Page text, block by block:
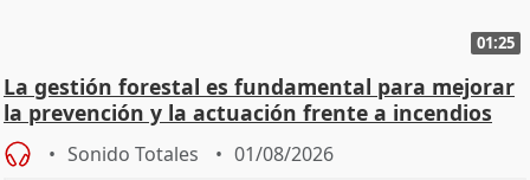
01:25
La gestión forestal es fundamental para mejorar
la prevención y la actuación frente a incendios
Sonido Totales 01/08/2026